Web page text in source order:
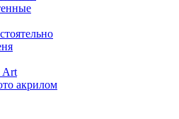
Art
акрилом